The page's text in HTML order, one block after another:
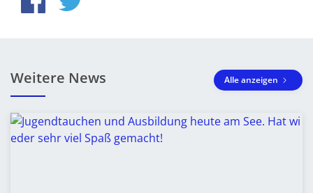
Weitere News Alle anzeigen